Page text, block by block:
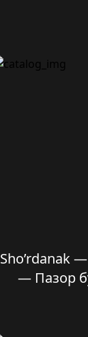
Sho’rdanak
— Пазор